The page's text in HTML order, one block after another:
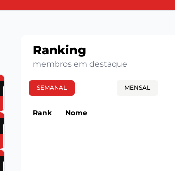
Ranking
membros em destaque
SEMANAL MENSAL
Rank Nome